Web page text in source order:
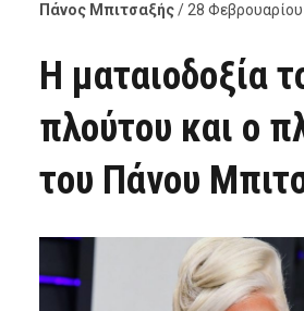
Πάνος Μπιτσαξής/ 28
Η ματαιοδοξία
πλούτου και ο
του Πάνου